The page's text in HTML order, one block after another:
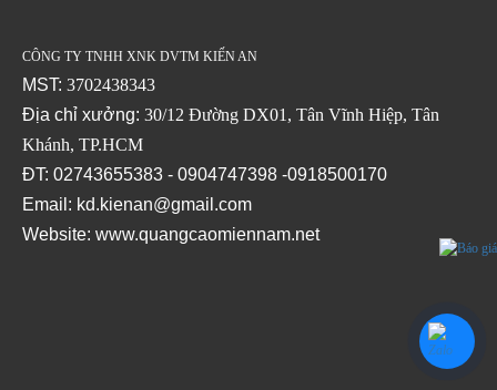
CÔNG TY TNHH XNK DVTM KIẾN AN
MST: 3702438343
Địa chỉ xưởng: 30/12 Đường DX01, Tân Vĩnh Hiệp, Tân
Khánh, TP.HCM
ĐT: 02743655383 - 0904747398 -0918500170
Email: kd.kienan@gmail.com
Website: www.quangcaomiennam.net